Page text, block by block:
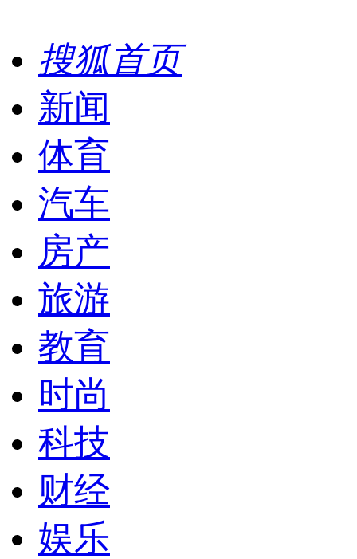
搜狐首页
新闻
体育
汽车
房产
旅游
教育
时尚
科技
财经
娱乐